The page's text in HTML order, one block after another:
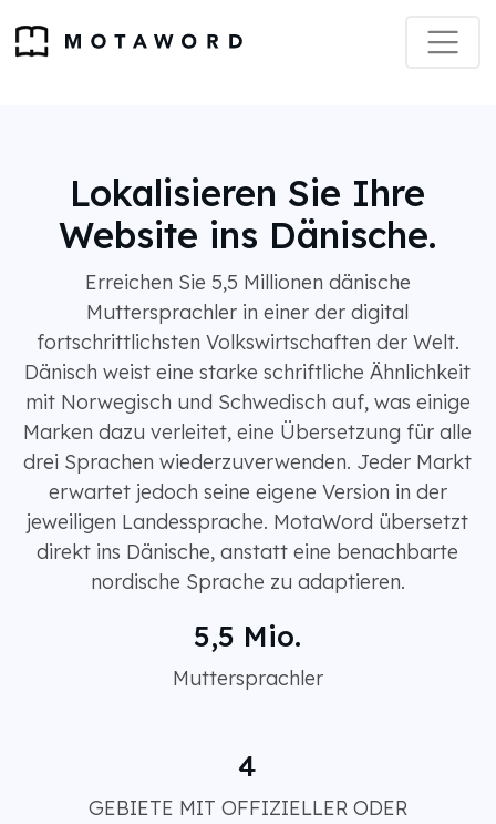
Lokalisieren Sie Ihre
Website ins Dänische.
Erreichen Sie 5,5 Millionen dänische
Muttersprachler in einer der digital
fortschrittlichsten Volkswirtschaften der Welt.
Dänisch weist eine starke schriftliche Ähnlichkeit
mit Norwegisch und Schwedisch auf, was einige
Marken dazu verleitet, eine Übersetzung für alle
drei Sprachen wiederzuverwenden. Jeder Markt
erwartet jedoch seine eigene Version in der
jeweiligen Landessprache. MotaWord übersetzt
direkt ins Dänische, anstatt eine benachbarte
nordische Sprache zu adaptieren.
5,5 Mio.
Muttersprachler
4
GEBIETE MIT OFFIZIELLER ODER